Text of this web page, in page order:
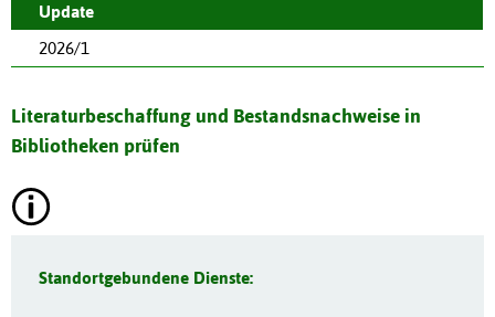
Update
2026/1
Literaturbeschaffung und Bestandsnachweise in
Bibliotheken prüfen
Standortgebundene Dienste: